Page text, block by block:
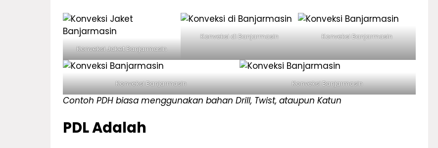
Konveksi Jaket Banjarmasin
Konveksi di Banjarmasin Konveksi Banjarmasin
Konveksi Banjarmasin Konveksi Banjarmasin
Contoh PDH biasa menggunakan bahan Drill, Twist, ataupun Katun
PDL Adalah